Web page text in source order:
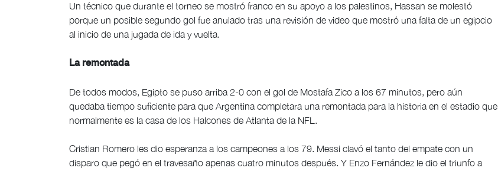
Un técnico que durante el torneo se mostró franco en su apoyo a los palestinos, Hassan se molestó
porque un posible segundo gol fue anulado tras una revisión de video que mostró una falta de un egipcio
al inicio de una jugada de ida y vuelta.
La remontada
De todos modos, Egipto se puso arriba 2-0 con el gol de Mostafa Zico a los 67 minutos, pero aún
quedaba tiempo suficiente para que Argentina completara una remontada para la historia en el estadio que
normalmente es la casa de los Halcones de Atlanta de la NFL.
Cristian Romero les dio esperanza a los campeones a los 79. Messi clavó el tanto del empate con un
disparo que pegó en el travesaño apenas cuatro minutos después. Y Enzo Fernández le dio el triunfo a